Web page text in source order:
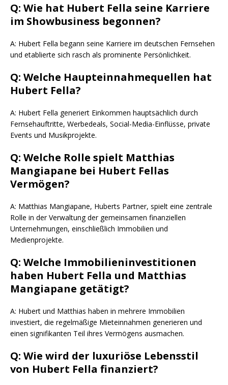
Q: Wie hat Hubert Fella seine Karriere
im Showbusiness begonnen?
A: Hubert Fella begann seine Karriere im deutschen Fernsehen
und etablierte sich rasch als prominente Persönlichkeit.
Q: Welche Haupteinnahmequellen hat
Hubert Fella?
A: Hubert Fella generiert Einkommen hauptsächlich durch
Fernsehauftritte, Werbedeals, Social-Media-Einflüsse, private
Events und Musikprojekte.
Q: Welche Rolle spielt Matthias
Mangiapane bei Hubert Fellas
Vermögen?
A: Matthias Mangiapane, Huberts Partner, spielt eine zentrale
Rolle in der Verwaltung der gemeinsamen finanziellen
Unternehmungen, einschließlich Immobilien und
Medienprojekte.
Q: Welche Immobilieninvestitionen
haben Hubert Fella und Matthias
Mangiapane getätigt?
A: Hubert und Matthias haben in mehrere Immobilien
investiert, die regelmäßige Mieteinnahmen generieren und
einen signifikanten Teil ihres Vermögens ausmachen.
Q: Wie wird der luxuriöse Lebensstil
von Hubert Fella finanziert?